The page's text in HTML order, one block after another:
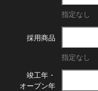
指定なし
採用商品
指定なし
竣工年・
オープン年